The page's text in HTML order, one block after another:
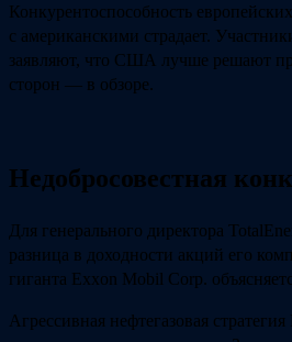
Конкурентоспособность
с американскими страдает.
заявляют, что США лучше решают
сторон — в обзоре.
Недобросовестная
Для генерального директора
разница в доходности акций его
гиганта Exxon Mobil Corp.
Агрессивная нефтегазовая